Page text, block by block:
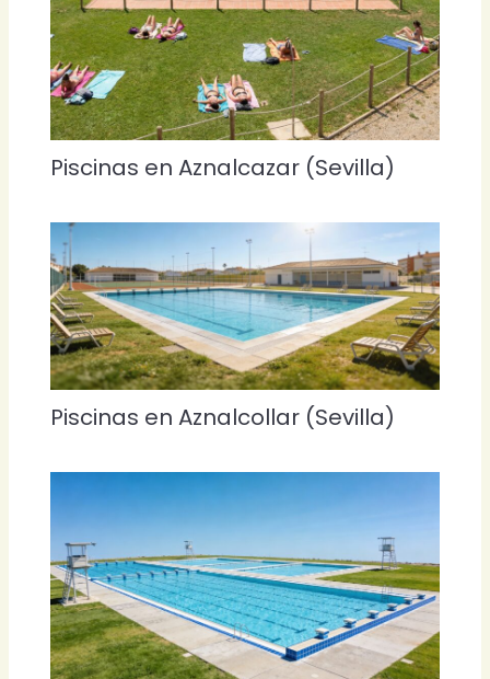
Piscinas en Aznalcazar (Sevilla)
Piscinas en Aznalcollar (Sevilla)